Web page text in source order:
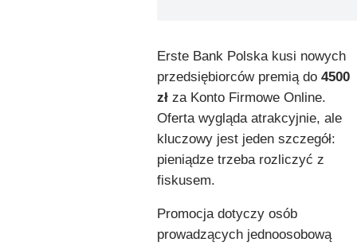
Erste Bank Polska kusi nowych
przedsiębiorców premią do 4500
zł za Konto Firmowe Online.
Oferta wygląda atrakcyjnie, ale
kluczowy jest jeden szczegół:
pieniądze trzeba rozliczyć z
fiskusem.
Promocja dotyczy osób
prowadzących jednoosobową